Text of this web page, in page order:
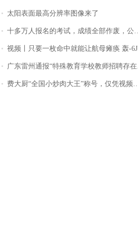
太阳表面最高分辨率图像来了
十多万人报名的考试，成绩全部作废，公平么？
视频丨只要一枚命中就能让航母瘫痪 轰-6J实力有多强？
广东雷州通报“特殊教育学校教师招聘存在违规行为”：已启动问责程序 副校长被停职
费大厨“全国小炒肉大王”称号，仅凭视频评出？中国烹饪协会回应